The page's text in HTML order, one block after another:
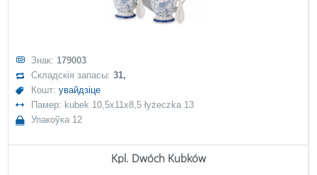
Знак: 179003
Складскія запасы:31,
Кошт:увайдзіце
Памер: kubek 10,5x11x8,5 łyżeczka 13
Упакоўка 12
Kpl. Dwóch Kubków